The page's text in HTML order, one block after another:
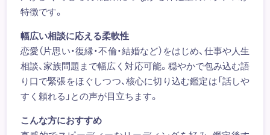
特徴です。
幅広い相談に応える柔軟性
恋愛（片思い・復縁・不倫・結婚など）をはじめ、仕事や人生
相談、家族問題まで幅広く対応可能。穏やかで包み込む語
り口で緊張をほぐしつつ、核心に切り込む鑑定は「話しや
すく頼れる」との声が目立ちます。
こんな方におすすめ